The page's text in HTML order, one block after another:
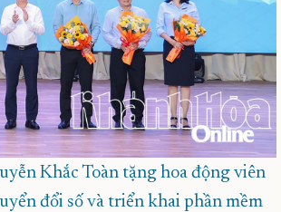
Khắc Toàn tặng hoa động viên
đổi số và triển khai phần mềm